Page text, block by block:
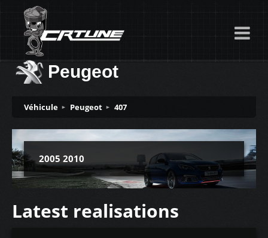
Peugeot
Véhicule Peugeot 407
2005 2010
Latest realisations